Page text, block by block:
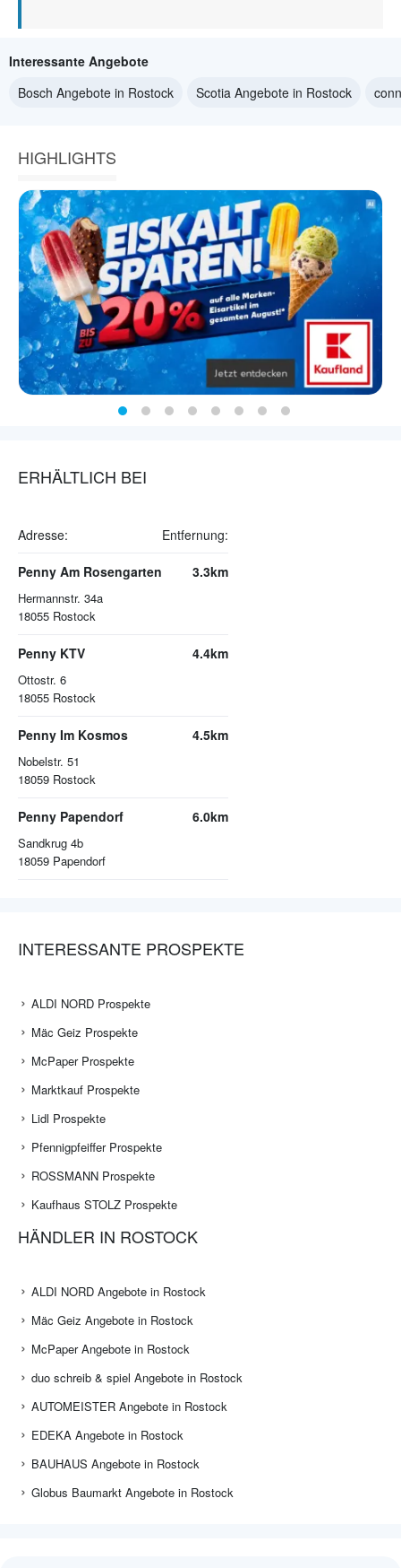
Interessante Angebote
Bosch Angebote in Rostock
Scotia Angebote in Rostock
HIGHLIGHTS
ERHÄLTLICH BEI
Adresse: Entfernung:
Penny Am Rosengarten
Hermannstr. 34a
18055 Rostock
3.3km
Penny KTV
Ottostr. 6
18055 Rostock
4.4km
Penny Im Kosmos
Nobelstr. 51
18059 Rostock
4.5km
Penny Papendorf
Sandkrug 4b
18059 Papendorf
6.0km
INTERESSANTE PROSPEKTE
ALDI NORD Prospekte
Mäc Geiz Prospekte
McPaper Prospekte
Marktkauf Prospekte
Lidl Prospekte
Pfennigpfeiffer Prospekte
ROSSMANN Prospekte
Kaufhaus STOLZ Prospekte
HÄNDLER IN ROSTOCK
ALDI NORD Angebote in Rostock
Mäc Geiz Angebote in Rostock
McPaper Angebote in Rostock
duo schreib & spiel Angebote in Rostock
AUTOMEISTER Angebote in Rostock
EDEKA Angebote in Rostock
BAUHAUS Angebote in Rostock
Globus Baumarkt Angebote in Rostock